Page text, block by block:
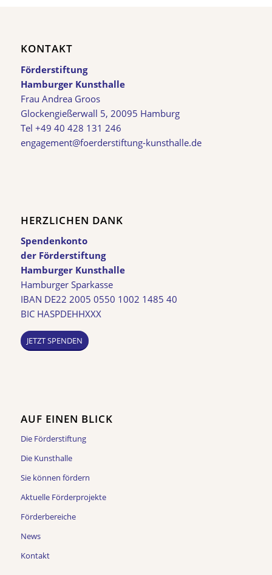
KONTAKT
Förderstiftung
Hamburger Kunsthalle
Frau Andrea Groos
Glockengießerwall 5, 20095 Hamburg
Tel +49 40 428 131 246
engagement@foerderstiftung-kunsthalle.de
HERZLICHEN DANK
Spendenkonto
der Förderstiftung
Hamburger Kunsthalle
Hamburger Sparkasse
IBAN DE22 2005 0550 1002 1485 40
BIC HASPDEHHXXX
JETZT SPENDEN
AUF EINEN BLICK
Die Förderstiftung
Die Kunsthalle
Sie können fördern
Aktuelle Förderprojekte
Förderbereiche
News
Kontakt